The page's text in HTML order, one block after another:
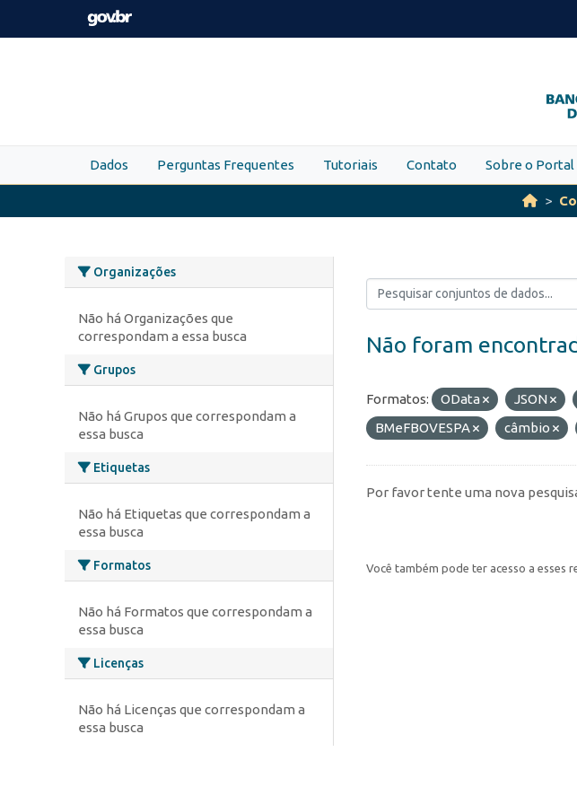
Skip to main content
Dados Perguntas Frequentes Tutoriais Contato Sobre o Portal
Organizações
Não há Organizações que
correspondam a essa busca
Grupos
Não há Grupos que correspondam a
essa busca
Etiquetas
Não há Etiquetas que correspondam a
essa busca
Formatos
Não há Formatos que correspondam a
essa busca
Licenças
Não há Licenças que correspondam a
essa busca
Não foram
Formatos: OData JSON
BMeFBOVESPA
câmbio
Por favor tente uma nova
Você também pode ter acesso a esses